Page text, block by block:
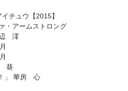
チュウ【2015】
・アームストロング
辺 澪
葵
」 華房 心